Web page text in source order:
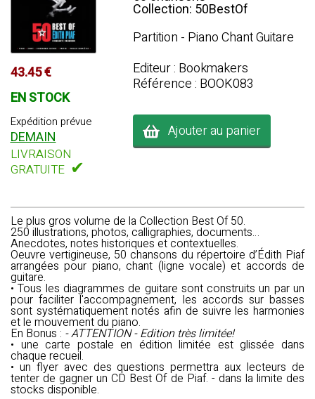
43.45 €
EN STOCK
Expédition prévue
DEMAIN
LIVRAISON
GRATUITE ✔
Collection: 50BestOf
Partition - Piano Chant Guitare
Editeur : Bookmakers
Référence : BOOK083
Ajouter au panier
Le plus gros volume de la Collection Best Of 50.
250 illustrations, photos, calligraphies, documents…
Anecdotes, notes historiques et contextuelles.
Oeuvre vertigineuse, 50 chansons du répertoire d’Édith Piaf
arrangées pour piano, chant (ligne vocale) et accords de
guitare.
• Tous les diagrammes de guitare sont construits un par un
pour faciliter l'accompagnement, les accords sur basses
sont systématiquement notés afin de suivre les harmonies
et le mouvement du piano.
En Bonus : - ATTENTION - Edition très limitée!
• une carte postale en édition limitée est glissée dans
chaque recueil.
• un flyer avec des questions permettra aux lecteurs de
tenter de gagner un CD Best Of de Piaf. - dans la limite des
stocks disponible.